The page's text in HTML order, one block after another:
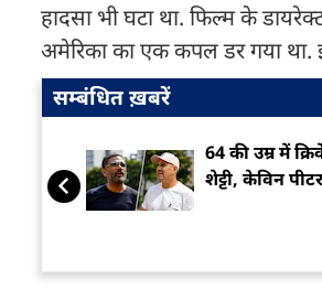
हादसा भी घटा था. फिल्म के
अमेरिका का एक कपल डर गया था.
सम्बंधित ख़बरें
64 की उम्र में
शेट्टी, केविन